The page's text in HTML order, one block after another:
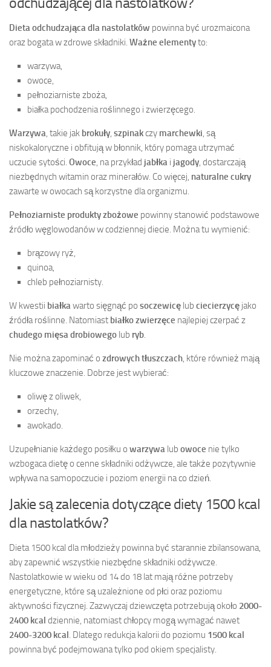
Dieta odchudzająca dla nastolatków powinna być urozmaicona
oraz bogata w zdrowe składniki. Ważne elementyto:
warzywa,
owoce,
pełnoziarniste zboża,
białka pochodzenia roślinnego i zwierzęcego.
Warzywa , takie jak brokuły szpinakczy marchewki , są
niskokaloryczne i obfitują w błonnik, który pomaga utrzymać
uczucie sytości. Owoce , na przykład jabłka i jagody , dostarczają
niezbędnych witamin oraz minerałów. Co więcej, naturalne cukry
zawarte w owocach są korzystne dla organizmu.
Pełnoziarniste produkty zbożowe powinny stanowić podstawowe
źródło węglowodanów w codziennej diecie. Można tu wymienić:
brązowy ryż,
quinoa,
chleb pełnoziarnisty.
W kwestii białka warto sięgnąć po soczewicę lub ciecierzycę jako
źródła roślinne. Natomiast białko zwierzęce najlepiej czerpać z
chudego mięsa drobiowego lub ryb
Nie można zapominać o zdrowych tłuszczach , które również mają
kluczowe znaczenie. Dobrze jest wybierać:
oliwę z oliwek,
orzechy,
awokado.
Uzupełnianie każdego posiłku o warzywa lub owoce nie tylko
wzbogaca dietę o cenne składniki odżywcze, ale także pozytywnie
wpływa na samopoczucie i poziom energii na co dzień.
Jakie są zalecenia dotyczące diety 1500 kcal
dla nastolatków?
Dieta 1500 kcal dla młodzieży powinna być starannie zbilansowana,
aby zapewnić wszystkie niezbędne składniki odżywcze.
Nastolatkowie w wieku od 14 do 18 lat mają różne potrzeby
energetyczne, które są uzależnione od płci oraz poziomu
aktywności fizycznej. Zazwyczaj dziewczęta potrzebują około 2000-
2400 kcal dziennie, natomiast chłopcy mogą wymagać nawet
2400-3200 kcal . Dlatego redukcja kalorii do poziomu 1500 kcal
powinna być podejmowana tylko pod okiem specjalisty.